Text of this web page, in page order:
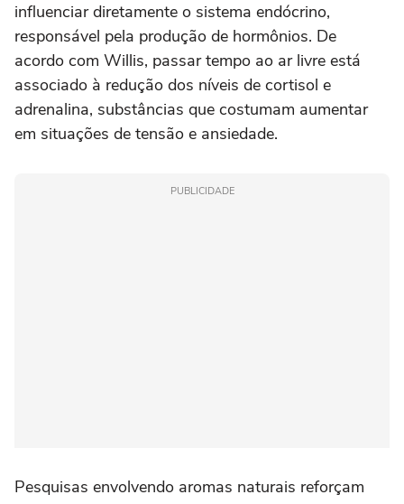
influenciar diretamente o sistema endócrino,
responsável pela produção de hormônios. De
acordo com Willis, passar tempo ao ar livre está
associado à redução dos níveis de cortisol e
adrenalina, substâncias que costumam aumentar
em situações de tensão e ansiedade.
PUBLICIDADE
Pesquisas envolvendo aromas naturais reforçam